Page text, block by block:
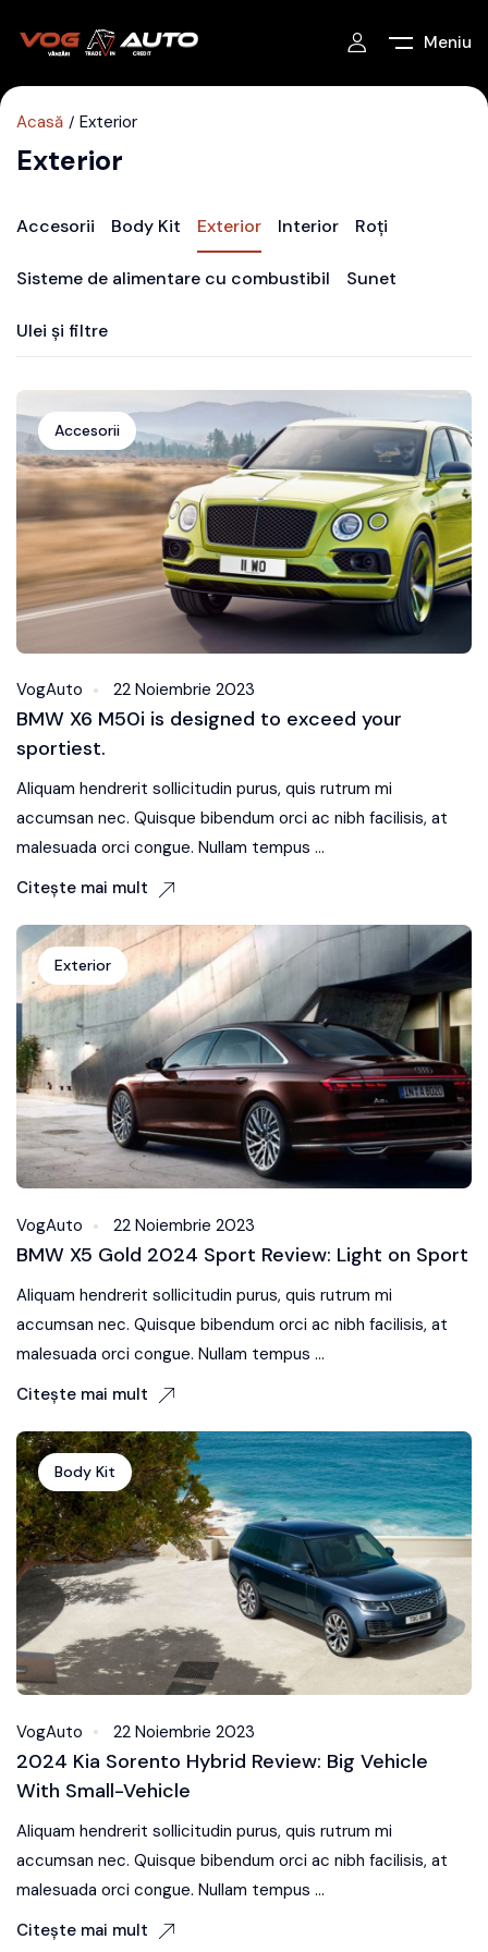
Meniu
Acasă Exterior
Exterior
Accesorii Body Kit Exterior Interior Roți
Sisteme de alimentare cu combustibil Sunet
Ulei și filtre
Accesorii
VogAuto 22 Noiembrie 2023
BMW X6 M50i is designed to exceed your
sportiest.
Aliquam hendrerit sollicitudin purus, quis rutrum mi
accumsan nec. Quisque bibendum orci ac nibh facilisis, at
malesuada orci congue. Nullam tempus ...
Citește mai mult
Exterior
VogAuto 22 Noiembrie 2023
BMW X5 Gold 2024 Sport Review: Light on Sport
Aliquam hendrerit sollicitudin purus, quis rutrum mi
accumsan nec. Quisque bibendum orci ac nibh facilisis, at
malesuada orci congue. Nullam tempus ...
Citește mai mult
Body Kit
VogAuto 22 Noiembrie 2023
2024 Kia Sorento Hybrid Review: Big Vehicle
With Small-Vehicle
Aliquam hendrerit sollicitudin purus, quis rutrum mi
accumsan nec. Quisque bibendum orci ac nibh facilisis, at
malesuada orci congue. Nullam tempus ...
Citește mai mult